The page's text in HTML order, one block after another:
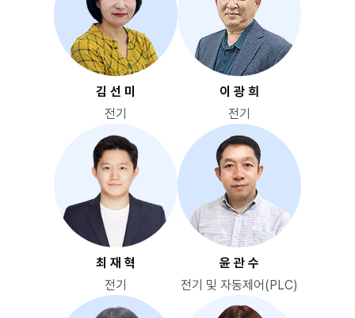
김 선 미
전기
이 광 희
전기
최 재 혁
전기
윤 관 수
전기 및 자동제어(PLC)